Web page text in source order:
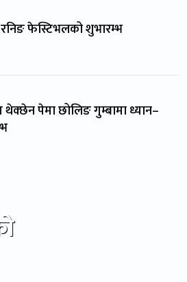
फेस्टिभलको शुभारम्भ
पेमा छोलिङ गुम्बामा ध्यान–